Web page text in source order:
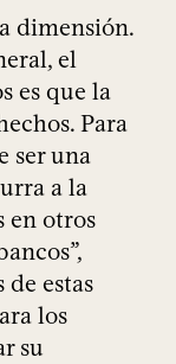
dimensión.
el
es que la
Para
ser una
a la
en otros
estas
los
su